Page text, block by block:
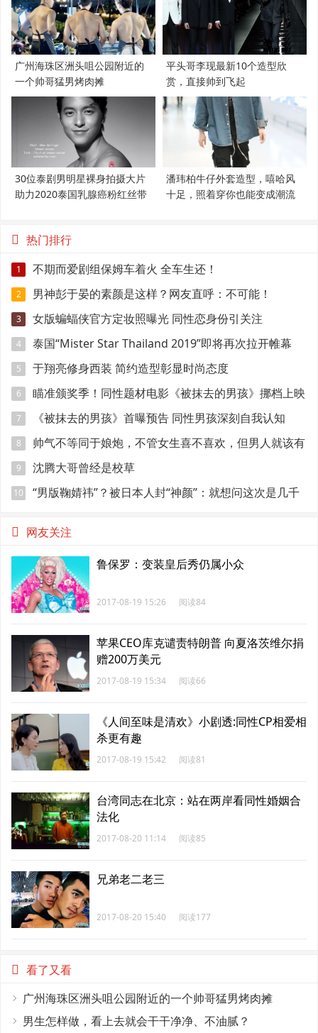
广州海珠区洲头咀公园附近的
一个帅哥猛男烤肉摊
平头哥李现最新10个造型欣
赏，直接帅到飞起
30位泰剧男明星裸身拍摄大片
助力2020泰国乳腺癌粉红丝带
潘玮柏牛仔外套造型，嘻哈风
十足，照着穿你也能变成潮流
热门排行
1 不期而爱剧组保姆车着火 全车生还！
2 男神彭于晏的素颜是这样？网友直呼：不可能！
3 女版蝙蝠侠官方定妆照曝光 同性恋身份引关注
4 泰国“Mister Star Thailand 2019”即将再次拉开帷幕
5 于翔亮修身西装 简约造型彰显时尚态度
6 瞄准颁奖季！同性题材电影《被抹去的男孩》挪档上映
7 《被抹去的男孩》首曝预告 同性男孩深刻自我认知
8
帅气不等同于娘炮，不管女生喜不喜欢，但男人就该有
点肌肉
9 沈腾大哥曾经是校草
10
“男版鞠婧祎”？被日本人封“神颜”：就想问这次是几千
网友关注
鲁保罗：变装皇后秀仍属小众
2017-08-19 15:26 阅读84
苹果CEO库克谴责特朗普 向夏洛茨维尔捐
赠200万美元
2017-08-19 15:34 阅读66
《人间至味是清欢》小剧透:同性CP相爱相
杀更有趣
2017-08-19 15:42 阅读81
台湾同志在北京：站在两岸看同性婚姻合
法化
2017-08-20 11:14 阅读85
兄弟老二老三
2017-08-20 15:40 阅读177
看了又看
广州海珠区洲头咀公园附近的一个帅哥猛男烤肉摊
男生怎样做，看上去就会干干净净、不油腻？